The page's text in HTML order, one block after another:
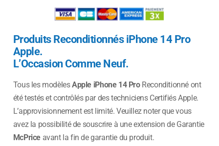
Produits Reconditionnés iPhone 14 Pro
Apple.
L’Occasion Comme Neuf.
Tous les modèlesApple iPhone 14 ProReconditionné ont
été testés et contrôlés par des techniciens Certifiés Apple.
L’approvisionnement est limité. Veuillez noter que vous
avez la possibilité de souscrire à une extension de Garantie
McPrice avant la fin de garantie du produit.